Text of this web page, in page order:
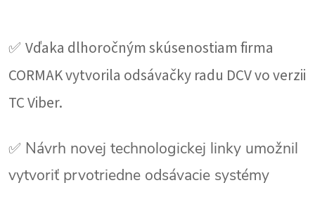
✅ Vďaka dlhoročným skúsenostiam firma
CORMAK vytvorila odsávačky radu DCV vo verzii
TC Viber.
✅ Návrh novej technologickej linky umožnil
vytvoriť prvotriedne odsávacie systémy